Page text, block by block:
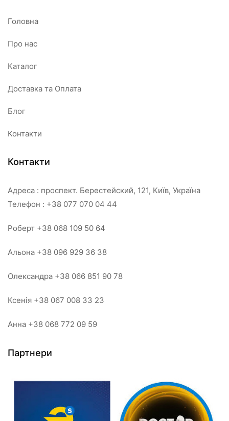
Головна
Про нас
Каталог
Доставка та Оплата
Блог
Контакти
Контакти
Адреса : проспект. Берестейский, 121, Київ, Україна
Телефон : +38 077 070 04 44
Роберт +38 068 109 50 64
Альона +38 096 929 36 38
Олександра +38 066 851 90 78
Ксенія +38 067 008 33 23
Анна +38 068 772 09 59
Партнери